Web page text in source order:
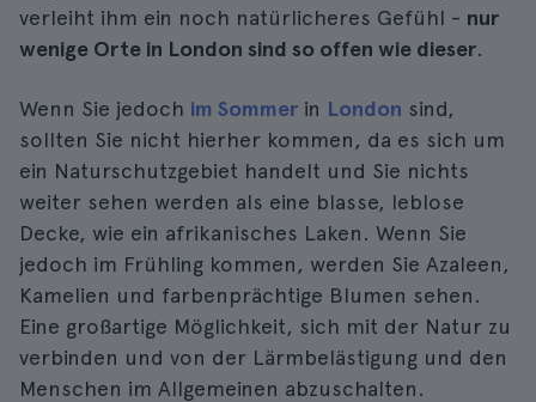
verleiht ihm ein noch natürlicheres Gefühl - nur
wenige Orte in London sind so offen wie dieser.
Wenn Sie jedoch im Sommer in London sind,
sollten Sie nicht hierher kommen, da es sich um
ein Naturschutzgebiet handelt und Sie nichts
weiter sehen werden als eine blasse, leblose
Decke, wie ein afrikanisches Laken. Wenn Sie
jedoch im Frühling kommen, werden Sie Azaleen,
Kamelien und farbenprächtige Blumen sehen.
Eine großartige Möglichkeit, sich mit der Natur zu
verbinden und von der Lärmbelästigung und den
Menschen im Allgemeinen abzuschalten.